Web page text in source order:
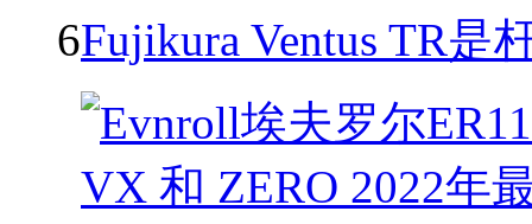
6Fujikura Ventus TR是